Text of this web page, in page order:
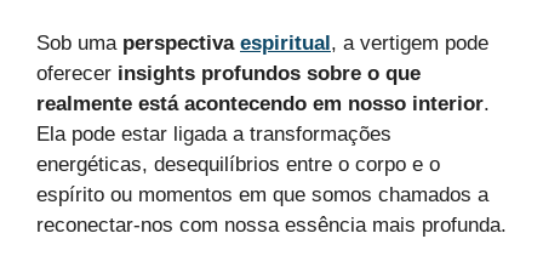
Sob uma perspectiva espiritual, a vertigem pode
oferecer insights profundos sobre o que
realmente está acontecendo em nosso interior.
Ela pode estar ligada a transformações
energéticas, desequilíbrios entre o corpo e o
espírito ou momentos em que somos chamados a
reconectar-nos com nossa essência mais profunda.